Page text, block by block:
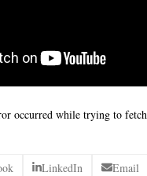
occurred while trying to
LinkedIn Email